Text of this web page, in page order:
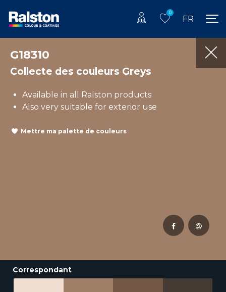
0
FR
G18310
Collecte des couleurs Greys
Available in all Ralston products
Also very suitable for exterior use
Mettre ma palette de couleurs
Correspondant